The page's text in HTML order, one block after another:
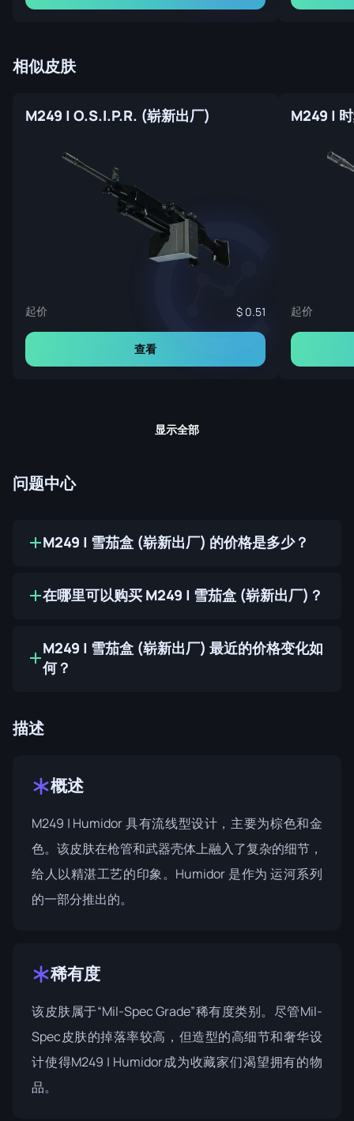
相似皮肤
M249 | O.S.I.P.R. (崭新出厂)
起价 0.51
查看
M249 |
起价
显示全部
问题中心
M249 | 雪茄盒 (崭新出厂) 的价格是多少？
在哪里可以购买 M249 | 雪茄盒 (崭新出厂)？
M249 | 雪茄盒 (崭新出厂) 最近的价格变化如
何？
描述
概述
M249 | Humidor 具有流线型设计，主要为棕色和金
色。该皮肤在枪管和武器壳体上融入了复杂的细节，
给人以精湛工艺的印象。Humidor 是作为运河系列
的一部分推出的。
稀有度
该皮肤属于“Mil-Spec Grade”稀有度类别。尽管Mil-
Spec皮肤的掉落率较高，但造型的高细节和奢华设
计使得M249 | Humidor成为收藏家们渴望拥有的物
品。